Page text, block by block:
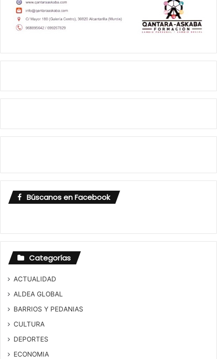
Búscanos en Facebook
Categorías
ACTUALIDAD
ALDEA GLOBAL
BARRIOS Y PEDANIAS
CULTURA
DEPORTES
ECONOMIA